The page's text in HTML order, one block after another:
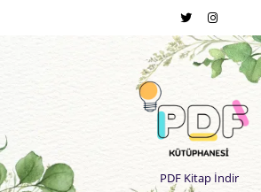
PDF Kitap İndir